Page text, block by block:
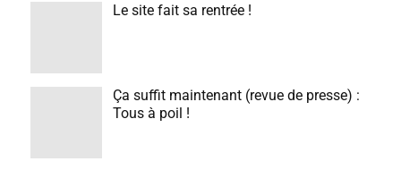
Le site fait sa rentrée !
Ça suffit maintenant (revue de presse) :
Tous à poil !